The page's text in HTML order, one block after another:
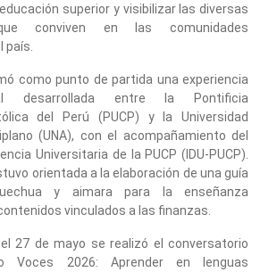
superior y visibilizar las diversas
conviven en las comunidades
país.
como punto de partida una experiencia
desarrollada entre la Pontificia
del Perú (PUCP) y la Universidad
(UNA), con el acompañamiento del
Universitaria de la PUCP (IDU-PUCP).
orientada a la elaboración de una guía
y aimara para la enseñanza
vinculados a las finanzas.
27 de mayo se realizó el conversatorio
Voces 2026: Aprender en lenguas